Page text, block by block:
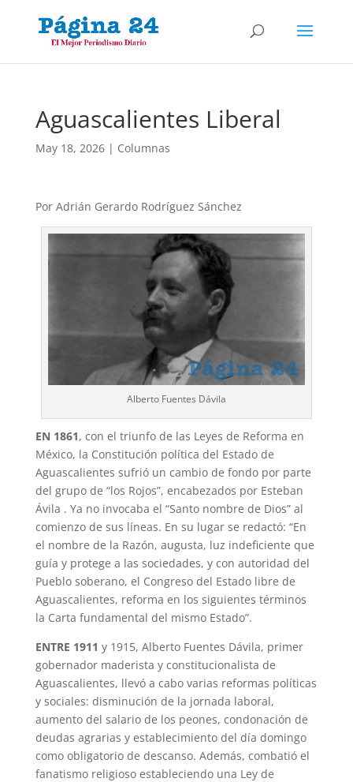
Aguascalientes Liberal
May 18, 2026| Columnas
Por Adrián Gerardo Rodríguez Sánchez
Alberto Fuentes Dávila
EN 1861, con el triunfo de las Leyes de Reforma en
México, la Constitución política del Estado de
Aguascalientes sufrió un cambio de fondo por parte
del grupo de “los Rojos”, encabezados por Esteban
Ávila . Ya no invocaba el “Santo nombre de Dios” al
comienzo de sus líneas. En su lugar se redactó: “En
el nombre de la Razón, augusta, luz indeficiente que
guía y protege a las sociedades, y con autoridad del
Pueblo soberano, el Congreso del Estado libre de
Aguascalientes, reforma en los siguientes términos
la Carta fundamental del mismo Estado”.
ENTRE 1911 y 1915, Alberto Fuentes Dávila, primer
gobernador maderista y constitucionalista de
Aguascalientes, llevó a cabo varias reformas políticas
y sociales: disminución de la jornada laboral,
aumento del salario de los peones, condonación de
deudas agrarias y establecimiento del día domingo
como obligatorio de descanso. Además, combatió el
fanatismo religioso estableciendo una Ley de